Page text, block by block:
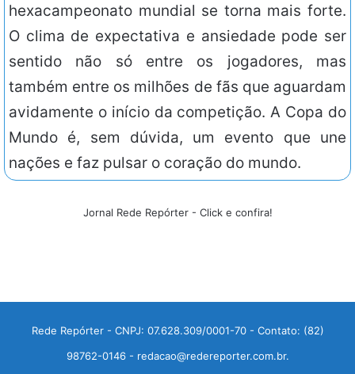
hexacampeonato mundial se torna mais forte.
O clima de expectativa e ansiedade pode ser
sentido não só entre os jogadores, mas
também entre os milhões de fãs que aguardam
avidamente o início da competição. A Copa do
Mundo é, sem dúvida, um evento que une
nações e faz pulsar o coração do mundo.
Jornal Rede Repórter - Click e confira!
Rede Repórter - CNPJ: 07.628.309/0001-70 - Contato: (82)
98762-0146 - redacao@redereporter.com.br.